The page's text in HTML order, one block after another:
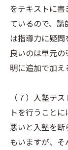
をテキストに
ているので、
は指導力に疑問
良いのは単元
明に追加で加え
（７）入塾テ
トを行うこと
悪いと入塾を
もいますが、